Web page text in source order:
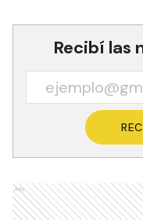
Recibí las
Ads